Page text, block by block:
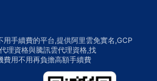
手續費的平台,提供阿里雲免實名,GCP
理資格與騰訊雲代理資格,找
用不用再負擔高額手續費